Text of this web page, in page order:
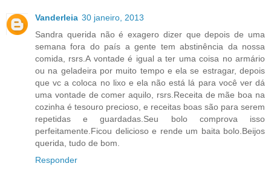
Vanderleia 30 janeiro, 2013
Sandra querida não é exagero dizer que depois de uma
semana fora do país a gente tem abstinência da nossa
comida, rsrs.A vontade é igual a ter uma coisa no armário
ou na geladeira por muito tempo e ela se estragar, depois
que vc a coloca no lixo e ela não está lá para você ver dá
uma vontade de comer aquilo, rsrs.Receita de mãe boa na
cozinha é tesouro precioso, e receitas boas são para serem
repetidas e guardadas.Seu bolo comprova isso
perfeitamente.Ficou delicioso e rende um baita bolo.Beijos
querida, tudo de bom.
Responder